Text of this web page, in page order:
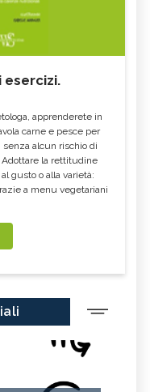
55
PAESAGGISTA
DELLA TRANSIZIONE
DELLE STELLE
EMPOWERMENT
SOLARI
HARRIS
ATTENBOROUGH
CIRCOLARE
esercizi.
apprenderete in
carne e pesce per
alcun rischio di
la rettitudine
gusto o alla varietà:
a menu vegetariani